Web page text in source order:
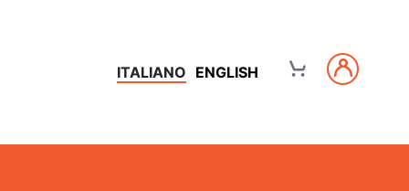
ITALIANO ENGLISH